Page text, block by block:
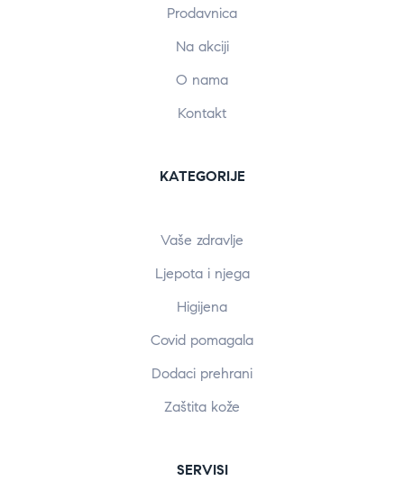
Prodavnica
Na akciji
O nama
Kontakt
KATEGORIJE
Vaše zdravlje
Ljepota i njega
Higijena
Covid pomagala
Dodaci prehrani
Zaštita kože
SERVISI